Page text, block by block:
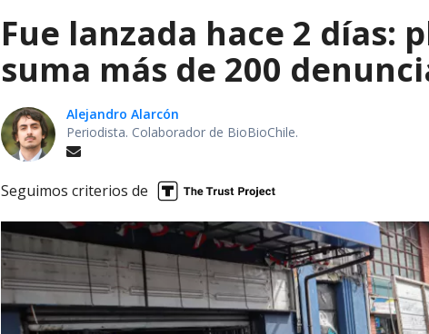
Fue lanzada hace 2 días:
suma más de 200
Alejandro Alarcón
Periodista. Colaborador de BioBioChile.
Seguimos criterios de